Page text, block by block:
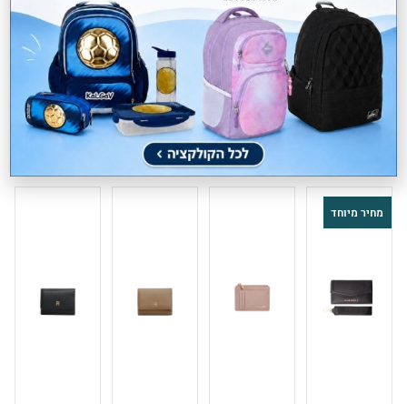
מותג BLUEBERTY הינו מותג הבית של רשת iBags. התיקים מעוצבים
ומתוכננים בקפידה תוך דגש על הפרטים הקטנים ביותר ומיוצרים מחומרים
איכותיים. במותג BLUEBERTY אנו מייצרים תיקים ליום-יום, לערב, למורות
ולסמינרים במגוון צורות וצבעים.
מחיר מיוחד